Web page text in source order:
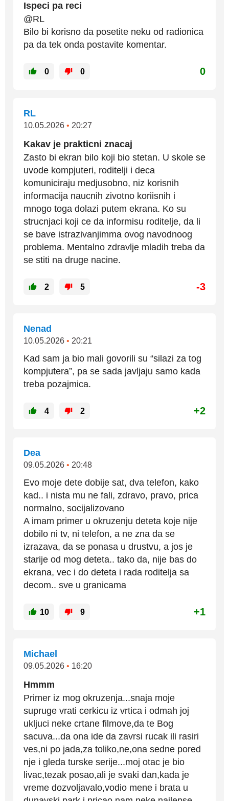
Ispeci pa reci
@RL
Bilo bi korisno da posetite neku od radionica
pa da tek onda postavite komentar.
0 0 0
RL
10.05.2026 • 20:27
Kakav je prakticni znacaj
Zasto bi ekran bilo koji bio stetan. U skole se
uvode kompjuteri, roditelji i deca
komuniciraju medjusobno, niz korisnih
informacija naucnih zivotno koriisnih i
mnogo toga dolazi putem ekrana. Ko su
strucnjaci koji ce da informisu roditelje, da li
se bave istrazivanjimma ovog navodnoog
problema. Mentalno zdravlje mladih treba da
se stiti na druge nacine.
2 5 -3
Nenad
10.05.2026 • 20:21
Kad sam ja bio mali govorili su “silazi za tog
kompjutera”, pa se sada javljaju samo kada
treba pozajmica.
4 2 +2
Dea
09.05.2026 • 20:48
Evo moje dete dobije sat, dva telefon, kako
kad.. i nista mu ne fali, zdravo, pravo, prica
normalno, socijalizovano
A imam primer u okruzenju deteta koje nije
dobilo ni tv, ni telefon, a ne zna da se
izrazava, da se ponasa u drustvu, a jos je
starije od mog deteta.. tako da, nije bas do
ekrana, vec i do deteta i rada roditelja sa
decom.. sve u granicama
10 9 +1
Michael
09.05.2026 • 16:20
Hmmm
Primer iz mog okruzenja...snaja moje
supruge vrati cerkicu iz vrtica i odmah joj
ukljuci neke crtane filmove,da te Bog
sacuva...da ona ide da zavrsi rucak ili rasiri
ves,ni po jada,za toliko,ne,ona sedne pored
nje i gleda turske serije...moj otac je bio
livac,tezak posao,ali je svaki dan,kada je
vreme dozvoljavalo,vodio mene i brata u